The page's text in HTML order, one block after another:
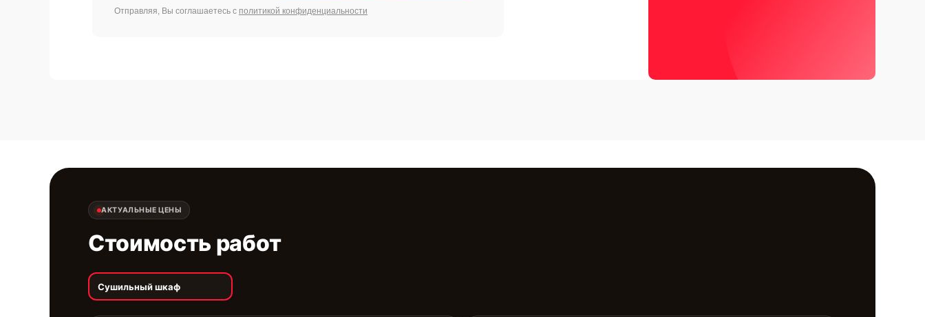
Отправляя, Вы соглашаетесь с политикой конфиденциальности
АКТУАЛЬНЫЕ ЦЕНЫ
Стоимость работ
Сушильный шкаф